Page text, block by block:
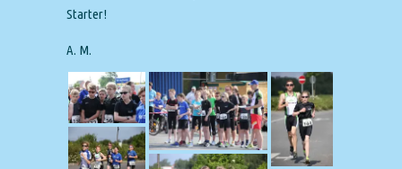
Starter!
A. M.